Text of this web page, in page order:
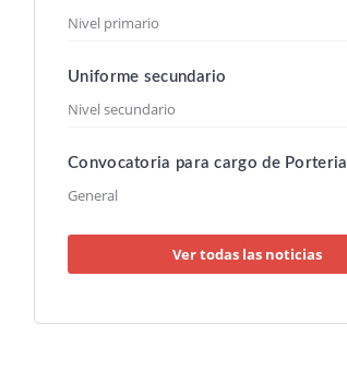
Nivel primario
Uniforme secundario
Nivel secundario
Convocatoria para cargo de Porteria
General
Ver todas las noticias